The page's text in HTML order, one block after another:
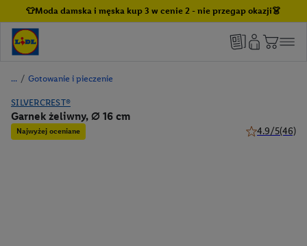
👕Moda damska i męska kup 3 w cenie 2 - nie przegap okazji👗
/ Gotowanie i pieczenie
SILVERCREST®
Garnek żeliwny, ⌀ 16 cm
Najwyżej oceniane 4.9/5(46)